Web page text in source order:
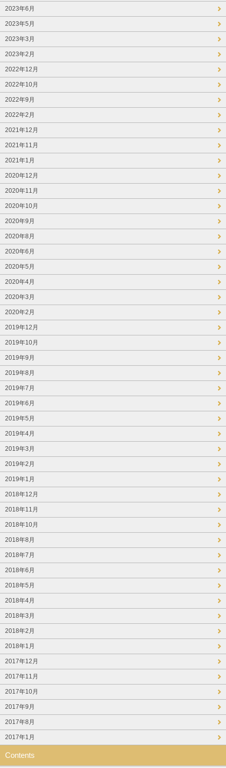
2023年6月
2023年5月
2023年3月
2023年2月
2022年12月
2022年10月
2022年9月
2022年2月
2021年12月
2021年11月
2021年1月
2020年12月
2020年11月
2020年10月
2020年9月
2020年8月
2020年6月
2020年5月
2020年4月
2020年3月
2020年2月
2019年12月
2019年10月
2019年9月
2019年8月
2019年7月
2019年6月
2019年5月
2019年4月
2019年3月
2019年2月
2019年1月
2018年12月
2018年11月
2018年10月
2018年8月
2018年7月
2018年6月
2018年5月
2018年4月
2018年3月
2018年2月
2018年1月
2017年12月
2017年11月
2017年10月
2017年9月
2017年8月
2017年1月
Contents